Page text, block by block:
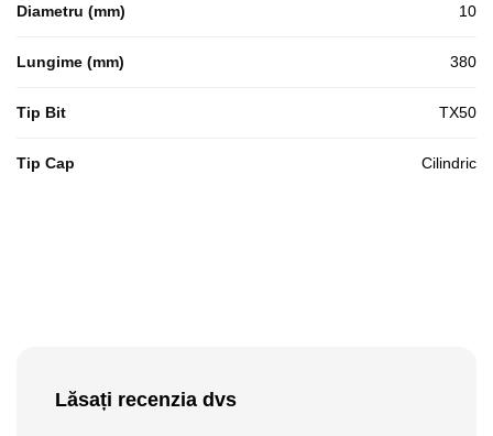
Diametru (mm) 10
Lungime (mm) 380
Tip Bit TX50
Tip Cap Cilindric
Lăsați recenzia dvs